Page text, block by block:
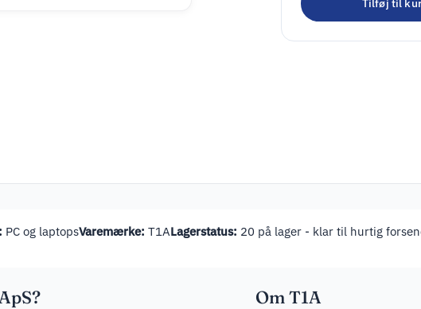
PC og laptopsVaremærke: T1ALagerstatus: 20 på lager - klar til hurtig
Om T1A